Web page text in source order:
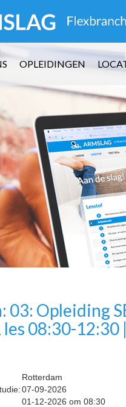
OPLEIDINGEN
03: Opleiding
08:30-12:30
Rotterdam
07-09-2026
01-12-2026 om 08:30